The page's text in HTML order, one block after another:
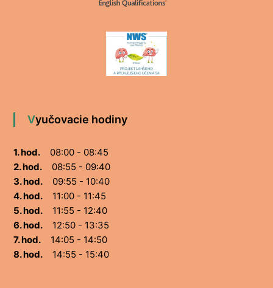
Vyučovacie hodiny
1. hod.08:00 - 08:45
2. hod.08:55 - 09:40
3. hod.09:55 - 10:40
4. hod.11:00 - 11:45
5. hod.11:55 - 12:40
6. hod.12:50 - 13:35
7. hod.14:05 - 14:50
8. hod.14:55 - 15:40